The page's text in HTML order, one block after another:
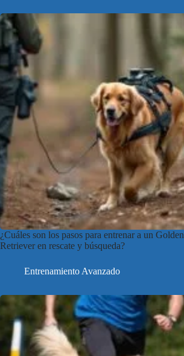
¿Cuáles son los pasos para entrenar a un Golden
Retriever en rescate y búsqueda?
Entrenamiento Avanzado